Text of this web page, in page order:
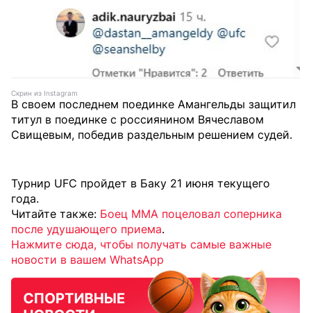
Скрин из Instagram
В своем последнем поединке Амангельды защитил
титул в поединке с россиянином Вячеславом
Свищевым, победив раздельным решением судей.
Турнир UFC пройдет в Баку 21 июня текущего
года.
Читайте также: Боец ММА поцеловал соперника
после удушающего приема.
Нажмите сюда, чтобы получать самые важные
новости в вашем WhatsApp